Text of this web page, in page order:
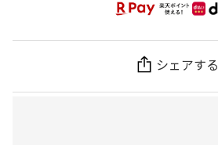
シェアする